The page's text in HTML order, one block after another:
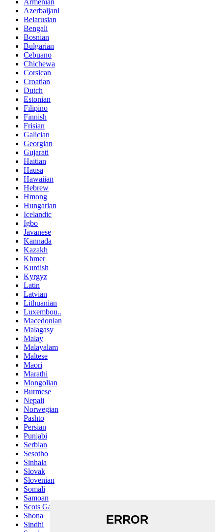
Azerbaijani
Belarusian
Bengali
Bosnian
Bulgarian
Cebuano
Chichewa
Corsican
Croatian
Dutch
Estonian
Filipino
Finnish
Frisian
Galician
Georgian
Gujarati
Haitian
Hausa
Hawaiian
Hebrew
Hmong
Hungarian
Icelandic
Igbo
Javanese
Kannada
Kazakh
Khmer
Kurdish
Kyrgyz
Latin
Latvian
Lithuanian
Luxembou..
Macedonian
Malagasy
Malay
Malayalam
Maltese
Maori
Marathi
Mongolian
Burmese
Nepali
Norwegian
Pashto
Persian
Punjabi
Serbian
Sesotho
Sinhala
Slovak
Slovenian
Somali
Samoan
Scots Gaelic
Shona
Sindhi